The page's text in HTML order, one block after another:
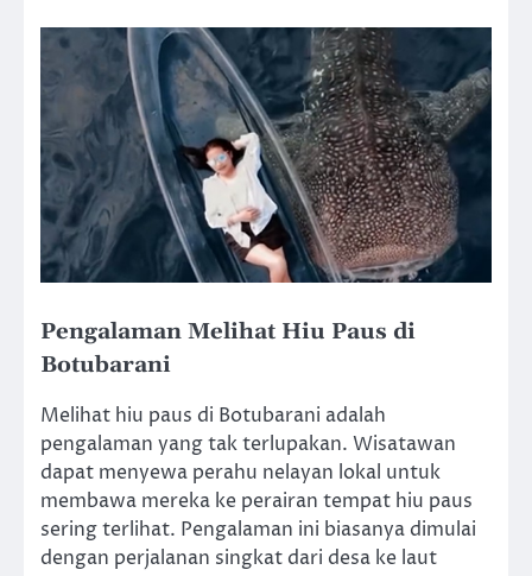
Pengalaman Melihat Hiu Paus di
Botubarani
Melihat hiu paus di Botubarani adalah
pengalaman yang tak terlupakan. Wisatawan
dapat menyewa perahu nelayan lokal untuk
membawa mereka ke perairan tempat hiu paus
sering terlihat. Pengalaman ini biasanya dimulai
dengan perjalanan singkat dari desa ke laut